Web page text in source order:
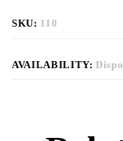
SKU: 110
AVAILABILITY: